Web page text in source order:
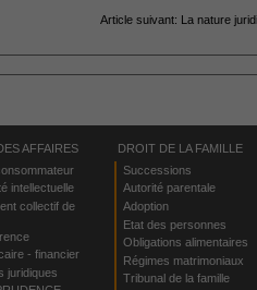
Article suivant: La nature
AFFAIRES
intellectuelle
collectif de
- financier
juridiques
DROIT DE LA FAMILLE
Successions
Autorité parentale
Adoption
Etat des personnes
Obligations alimentaires
Régimes matrimoniaux
Tribunal de la famille